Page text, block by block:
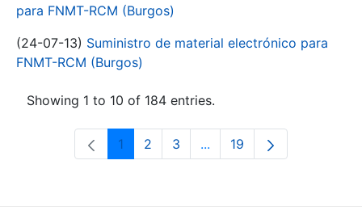
para FNMT-RCM (Burgos)
(24-07-13) Suministro de material electrónico para
FNMT-RCM (Burgos)
Showing 1 to 10 of 184 entries.
Page
1 Page
2 Page
3 ...Intermediate Pages Use
Page
19